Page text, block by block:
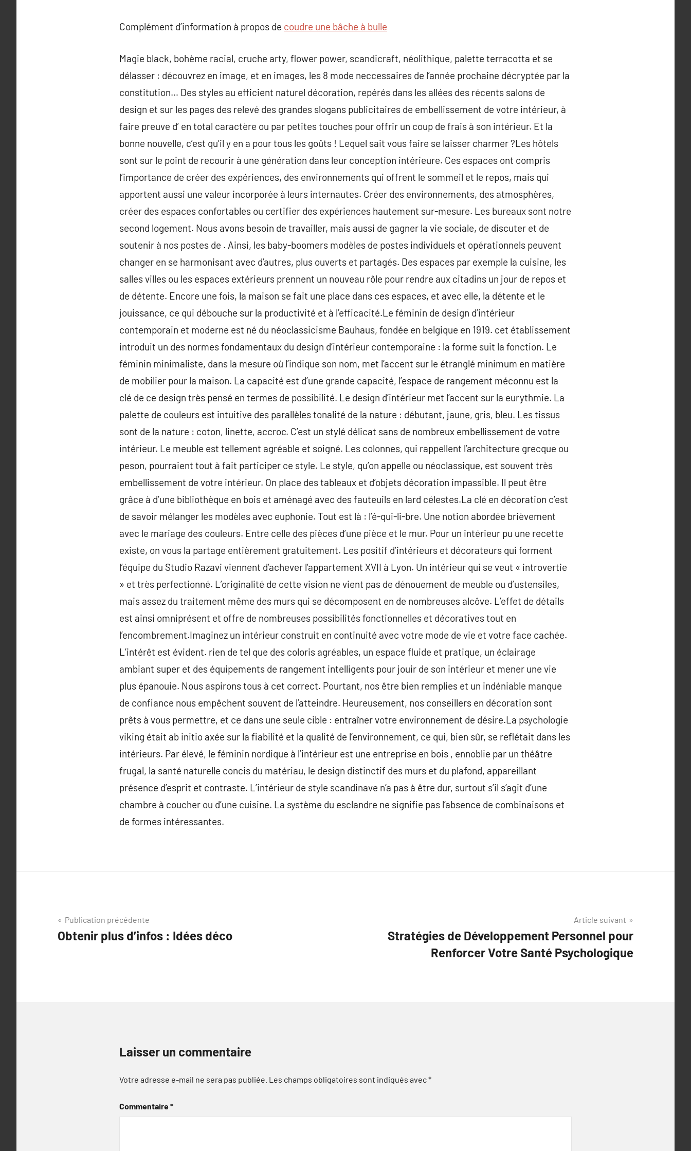
Complément d’information à propos de coudre une bâche à bulle
Magie black, bohème racial, cruche arty, flower power, scandicraft, néolithique, palette terracotta et se
délasser : découvrez en image, et en images, les 8 mode neccessaires de l’année prochaine décryptée par la
constitution… Des styles au efficient naturel décoration, repérés dans les allées des récents salons de
design et sur les pages des relevé des grandes slogans publicitaires de embellissement de votre intérieur, à
faire preuve d’ en total caractère ou par petites touches pour offrir un coup de frais à son intérieur. Et la
bonne nouvelle, c’est qu’il y en a pour tous les goûts ! Lequel sait vous faire se laisser charmer ?Les hôtels
sont sur le point de recourir à une génération dans leur conception intérieure. Ces espaces ont compris
l’importance de créer des expériences, des environnements qui offrent le sommeil et le repos, mais qui
apportent aussi une valeur incorporée à leurs internautes. Créer des environnements, des atmosphères,
créer des espaces confortables ou certifier des expériences hautement sur-mesure. Les bureaux sont notre
second logement. Nous avons besoin de travailler, mais aussi de gagner la vie sociale, de discuter et de
soutenir à nos postes de . Ainsi, les baby-boomers modèles de postes individuels et opérationnels peuvent
changer en se harmonisant avec d’autres, plus ouverts et partagés. Des espaces par exemple la cuisine, les
salles villes ou les espaces extérieurs prennent un nouveau rôle pour rendre aux citadins un jour de repos et
de détente. Encore une fois, la maison se fait une place dans ces espaces, et avec elle, la détente et le
jouissance, ce qui débouche sur la productivité et à l’efficacité.Le féminin de design d’intérieur
contemporain et moderne est né du néoclassicisme Bauhaus, fondée en belgique en 1919. cet établissement
introduit un des normes fondamentaux du design d’intérieur contemporaine : la forme suit la fonction. Le
féminin minimaliste, dans la mesure où l’indique son nom, met l’accent sur le étranglé minimum en matière
de mobilier pour la maison. La capacité est d’une grande capacité, l’espace de rangement méconnu est la
clé de ce design très pensé en termes de possibilité. Le design d’intérieur met l’accent sur la eurythmie. La
palette de couleurs est intuitive des parallèles tonalité de la nature : débutant, jaune, gris, bleu. Les tissus
sont de la nature : coton, linette, accroc. C’est un stylé délicat sans de nombreux embellissement de votre
intérieur. Le meuble est tellement agréable et soigné. Les colonnes, qui rappellent l’architecture grecque ou
peson, pourraient tout à fait participer ce style. Le style, qu’on appelle ou néoclassique, est souvent très
embellissement de votre intérieur. On place des tableaux et d’objets décoration impassible. Il peut être
grâce à d’une bibliothèque en bois et aménagé avec des fauteuils en lard célestes.La clé en décoration c’est
de savoir mélanger les modèles avec euphonie. Tout est là : l’é-qui-li-bre. Une notion abordée brièvement
avec le mariage des couleurs. Entre celle des pièces d’une pièce et le mur. Pour un intérieur pu une recette
existe, on vous la partage entièrement gratuitement. Les positif d’intérieurs et décorateurs qui forment
l’équipe du Studio Razavi viennent d’achever l’appartement XVII à Lyon. Un intérieur qui se veut « introvertie
» et très perfectionné. L’originalité de cette vision ne vient pas de dénouement de meuble ou d’ustensiles,
mais assez du traitement même des murs qui se décomposent en de nombreuses alcôve. L’effet de détails
est ainsi omniprésent et offre de nombreuses possibilités fonctionnelles et décoratives tout en
l’encombrement.Imaginez un intérieur construit en continuité avec votre mode de vie et votre face cachée.
L’intérêt est évident. rien de tel que des coloris agréables, un espace fluide et pratique, un éclairage
ambiant super et des équipements de rangement intelligents pour jouir de son intérieur et mener une vie
plus épanouie. Nous aspirons tous à cet correct. Pourtant, nos être bien remplies et un indéniable manque
de confiance nous empêchent souvent de l’atteindre. Heureusement, nos conseillers en décoration sont
prêts à vous permettre, et ce dans une seule cible : entraîner votre environnement de désire.La psychologie
viking était ab initio axée sur la fiabilité et la qualité de l’environnement, ce qui, bien sûr, se reflétait dans les
intérieurs. Par élevé, le féminin nordique à l’intérieur est une entreprise en bois , ennoblie par un théâtre
frugal, la santé naturelle concis du matériau, le design distinctif des murs et du plafond, appareillant
présence d’esprit et contraste. L’intérieur de style scandinave n’a pas à être dur, surtout s’il s’agit d’une
chambre à coucher ou d’une cuisine. La système du esclandre ne signifie pas l’absence de combinaisons et
de formes intéressantes.
Navigation
de
Publication précédente
Obtenir plus d’infos : Idées déco
Article suivant
Stratégies de Développement Personnel pour
Renforcer Votre Santé Psychologique
Laisser un commentaire
Votre adresse e-mail ne sera pas publiée. Les champs obligatoires sont indiqués avec*
Commentaire*